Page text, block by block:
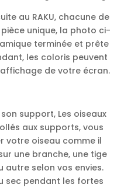
au RAKU, chacune de
unique, la photo ci-
terminée et prête
les coloris peuvent
de votre écran.
support, Les oiseaux
aux supports, vous
votre oiseau comme il
une branche, une tige
autre selon vos envies.
sec pendant les fortes